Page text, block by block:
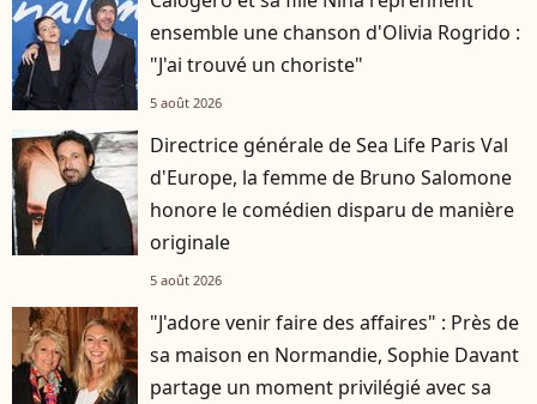
ensemble une chanson d'Olivia Rogrido :
"J'ai trouvé un choriste"
5 août 2026
Directrice générale de Sea Life Paris Val
d'Europe, la femme de Bruno Salomone
honore le comédien disparu de manière
originale
5 août 2026
"J'adore venir faire des affaires" : Près de
sa maison en Normandie, Sophie Davant
partage un moment privilégié avec sa